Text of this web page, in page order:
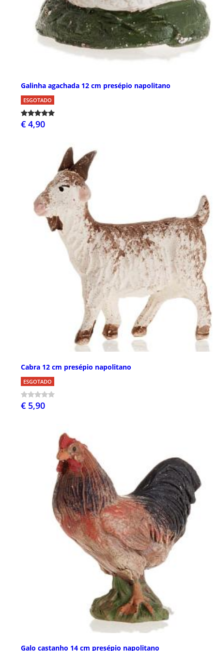
Galinha agachada 12 cm presépio napolitano
ESGOTADO
€ 4,90
Cabra 12 cm presépio napolitano
ESGOTADO
€ 5,90
Galo castanho 14 cm presépio napolitano